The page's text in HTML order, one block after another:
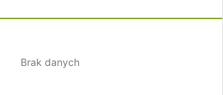
Brak danych